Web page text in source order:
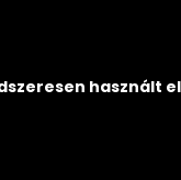
használt